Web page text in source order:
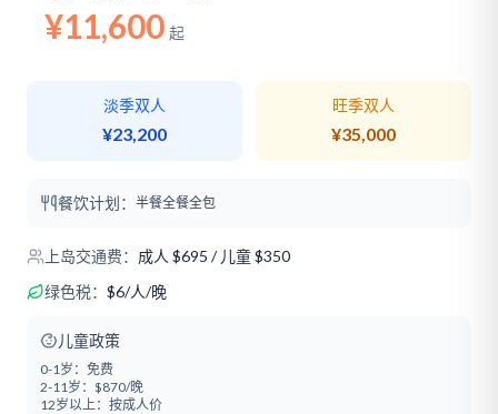
¥11,600 起
淡季双人
¥23,200
旺季双人
¥35,000
餐饮计划： 半餐全餐全包
上岛交通费： 成人 $695 / 儿童 $350
绿色税： $6/人/晚
儿童政策
0-1岁： 免费
2-11岁： $870/晚
12岁以上： 按成人价